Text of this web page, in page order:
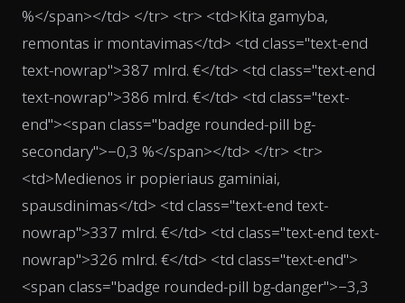
%</span></td> </tr> <tr> <td>Kita gamyba,
remontas ir montavimas</td> <td class="text-end
text-nowrap">387 mlrd. €</td> <td class="text-end
text-nowrap">386 mlrd. €</td> <td class="text-
end"><span class="badge rounded-pill bg-
secondary">−0,3 %</span></td> </tr> <tr>
<td>Medienos ir popieriaus gaminiai,
spausdinimas</td> <td class="text-end text-
nowrap">337 mlrd. €</td> <td class="text-end text-
nowrap">326 mlrd. €</td> <td class="text-end">
<span class="badge rounded-pill bg-danger">−3,3